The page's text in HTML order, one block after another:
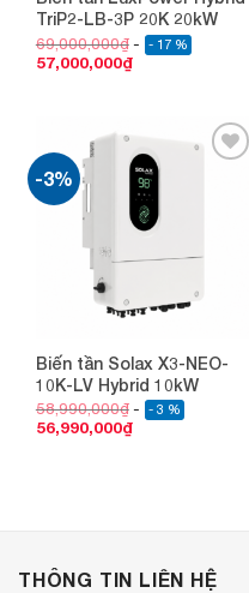
TriP2-LB-3P 20K 20kW
69,000,000₫ - 17 %
57,000,000₫
-3%
Biến tần Solax X3-NEO-
10K-LV Hybrid 10kW
58,990,000₫ - 3 %
56,990,000₫
THÔNG TIN LIÊN HỆ